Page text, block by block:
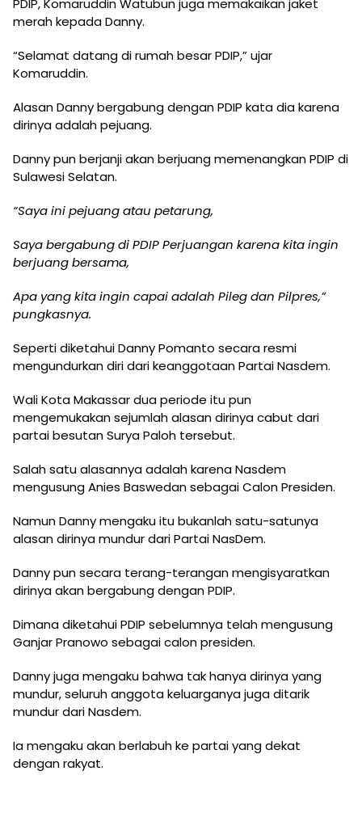
PDIP, Komaruddin Watubun juga memakaikan jaket
merah kepada Danny.
“Selamat datang di rumah besar PDIP,” ujar
Komaruddin.
Alasan Danny bergabung dengan PDIP kata dia karena
dirinya adalah pejuang.
Danny pun berjanji akan berjuang memenangkan PDIP di
Sulawesi Selatan.
“Saya ini pejuang atau petarung,
Saya bergabung di PDIP Perjuangan karena kita ingin
berjuang bersama,
Apa yang kita ingin capai adalah Pileg dan Pilpres,”
pungkasnya.
Seperti diketahui Danny Pomanto secara resmi
mengundurkan diri dari keanggotaan Partai Nasdem.
Wali Kota Makassar dua periode itu pun
mengemukakan sejumlah alasan dirinya cabut dari
partai besutan Surya Paloh tersebut.
Salah satu alasannya adalah karena Nasdem
mengusung Anies Baswedan sebagai Calon Presiden.
Namun Danny mengaku itu bukanlah satu-satunya
alasan dirinya mundur dari Partai NasDem.
Danny pun secara terang-terangan mengisyaratkan
dirinya akan bergabung dengan PDIP.
Dimana diketahui PDIP sebelumnya telah mengusung
Ganjar Pranowo sebagai calon presiden.
Danny juga mengaku bahwa tak hanya dirinya yang
mundur, seluruh anggota keluarganya juga ditarik
mundur dari Nasdem.
Ia mengaku akan berlabuh ke partai yang dekat
dengan rakyat.